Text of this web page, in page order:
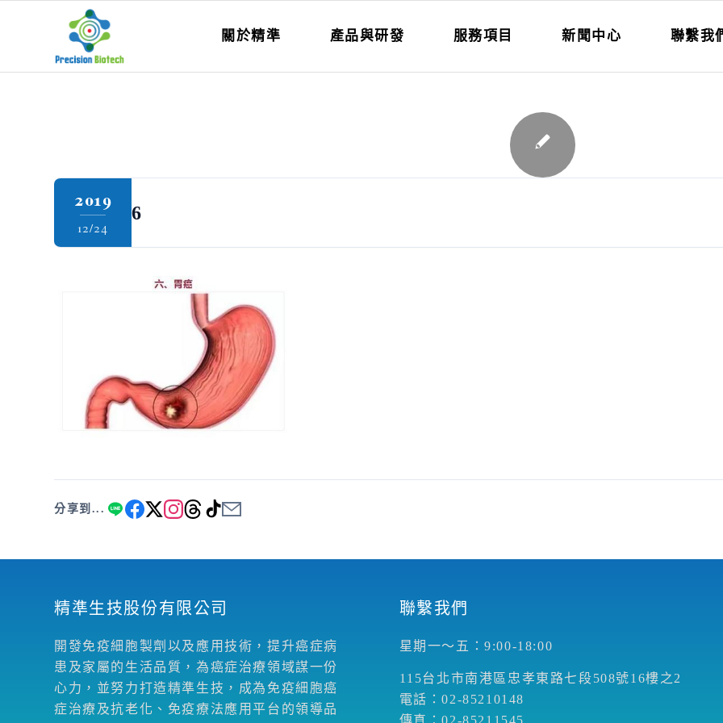
關於精準 產品與研發 服務項目 新聞中心 聯繫我
2019
12/24
6
分享到...
精準生技股份有限公司
開發免疫細胞製劑以及應用技術，提升癌症病
患及家屬的生活品質，為癌症治療領域謀一份
心力，並努力打造精準生技，成為免疫細胞癌
症治療及抗老化、免疫療法應用平台的領導品
聯繫我們
星期一～五：9:00-18:00
115台北市南港區忠孝東路七段508號16樓之2
電話：02-85210148
傳真：02-85211545